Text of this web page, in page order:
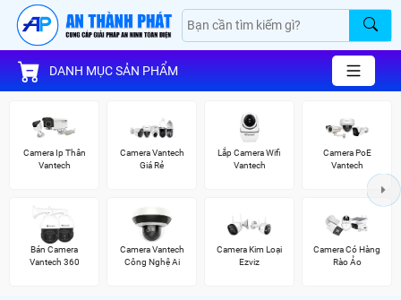
DANH MỤC SẢN PHẨM
Camera Ip Thân
Vantech
Camera Vantech
Giá Rẻ
Lắp Camera Wifi
Vantech
Camera PoE
Vantech
Bán Camera
Vantech 360
Camera Vantech
Công Nghệ Ai
Camera Kim Loại
Ezviz
Camera Có Hàng
Rào Ảo